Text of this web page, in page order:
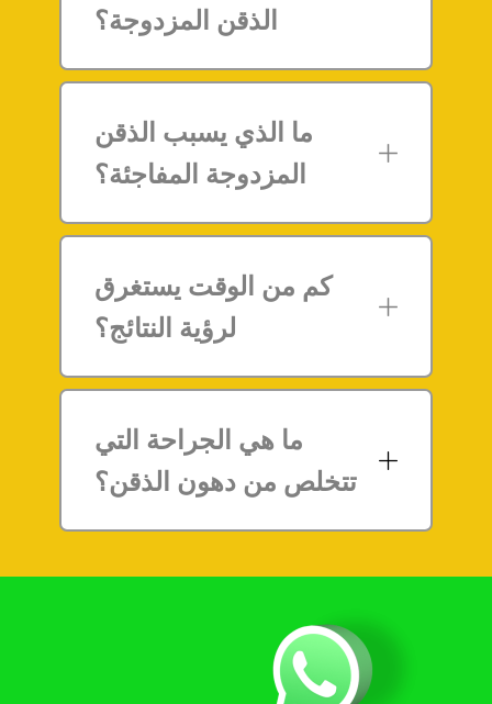
الذقن المزدوجة؟
ما الذي يسبب الذقن
المزدوجة المفاجئة؟
كم من الوقت يستغرق
لرؤية النتائج؟
ما هي الجراحة التي
تتخلص من دهون الذقن؟